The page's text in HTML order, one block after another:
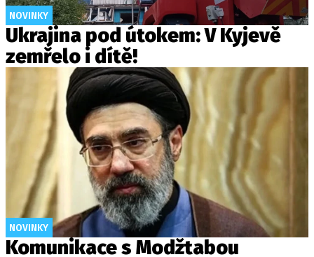
NOVINKY
Ukrajina pod útokem: V Kyjevě
zemřelo i dítě!
NOVINKY
Komunikace s Modžtabou